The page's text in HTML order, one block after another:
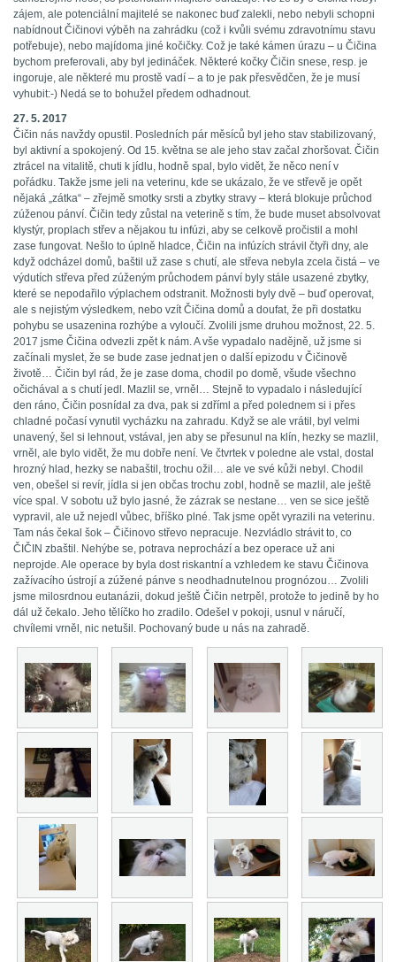
zájem, ale potenciální majitelé se nakonec buď zalekli, nebo nebyli schopni
nabídnout Čičinovi výběh na zahrádku (což i kvůli svému zdravotnímu stavu
potřebuje), nebo majídoma jiné kočičky. Což je také kámen úrazu – u Čičina
bychom preferovali, aby byl jedináček. Některé kočky Čičin snese, resp. je
ingoruje, ale některé mu prostě vadí – a to je pak přesvědčen, že je musí
vyhubit:-) Nedá se to bohužel předem odhadnout.
27. 5. 2017
Čičin nás navždy opustil. Posledních pár měsíců byl jeho stav stabilizovaný,
byl aktivní a spokojený. Od 15. května se ale jeho stav začal zhoršovat. Čičin
ztrácel na vitalitě, chuti k jídlu, hodně spal, bylo vidět, že něco není v
pořádku. Takže jsme jeli na veterinu, kde se ukázalo, že ve střevě je opět
nějaká „zátka“ – zřejmě smotky srsti a zbytky stravy – která blokuje průchod
zúženou pánví. Čičin tedy zůstal na veterině s tím, že bude muset absolvovat
klystýr, proplach střev a nějakou tu infúzi, aby se celkově pročistil a mohl
zase fungovat. Nešlo to úplně hladce, Čičin na infúzích strávil čtyři dny, ale
když odcházel domů, baštil už zase s chutí, ale střeva nebyla zcela čistá – ve
výdutích střeva před zúženým průchodem pánví byly stále usazené zbytky,
které se nepodařilo výplachem odstranit. Možnosti byly dvě – buď operovat,
ale s nejistým výsledkem, nebo vzít Čičina domů a doufat, že při dostatku
pohybu se usazenina rozhýbe a vyloučí. Zvolili jsme druhou možnost, 22. 5.
2017 jsme Čičina odvezli zpět k nám. A vše vypadalo nadějně, už jsme si
začínali myslet, že se bude zase jednat jen o další epizodu v Čičinově
životě… Čičin byl rád, že je zase doma, chodil po domě, všude všechno
očichával a s chutí jedl. Mazlil se, vrněl… Stejně to vypadalo i následující
den ráno, Čičin posnídal za dva, pak si zdříml a před polednem si i přes
chladné počasí vynutil vycházku na zahradu. Když se ale vrátil, byl velmi
unavený, šel si lehnout, vstával, jen aby se přesunul na klín, hezky se mazlil,
vrněl, ale bylo vidět, že mu dobře není. Ve čtvrtek v poledne ale vstal, dostal
hrozný hlad, hezky se nabaštil, trochu ožil… ale ve své kůži nebyl. Chodil
ven, obešel si revír, jídla si jen občas trochu zobl, hodně se mazlil, ale ještě
více spal. V sobotu už bylo jasné, že zázrak se nestane… ven se sice ještě
vypravil, ale už nejedl vůbec, bříško plné. Tak jsme opět vyrazili na veterinu.
Tam nás čekal šok – Čičinovo střevo nepracuje. Nezvládlo strávit to, co
ČIČIN zbaštil. Nehýbe se, potrava neprochází a bez operace už ani
neprojde. Ale operace by byla dost riskantní a vzhledem ke stavu Čičinova
zažívacího ústrojí a zúžené pánve s neodhadnutelnou prognózou… Zvolili
jsme milosrdnou eutanázii, dokud ještě Čičin netrpěl, protože to jedině by ho
dál už čekalo. Jeho tělíčko ho zradilo. Odešel v pokoji, usnul v náručí,
chvílemi vrněl, nic netušil. Pochovaný bude u nás na zahradě.